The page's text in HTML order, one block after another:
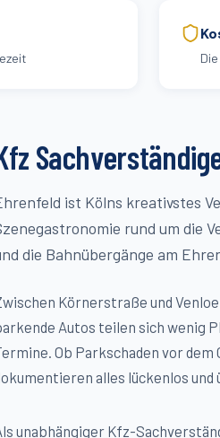
ist Kölns kreativstes
rund um die
die Bahnübergänge am
Körnerstraße und
Autos teilen sich wenig
Ob Parkschaden vor
alles lückenlos
unabhängiger Kfz-